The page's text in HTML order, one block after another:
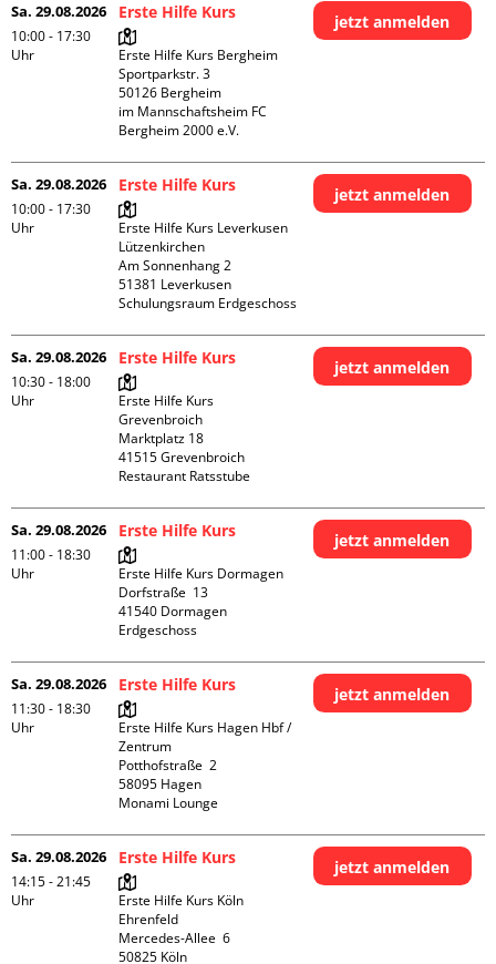
Sa. 29.08.2026
10:00 - 17:30
Uhr
Erste Hilfe Kurs
Erste Hilfe Kurs Bergheim
Sportparkstr. 3
50126 Bergheim
im Mannschaftsheim FC
Bergheim 2000 e.V.
jetzt anmelden
Sa. 29.08.2026
10:00 - 17:30
Uhr
Erste Hilfe Kurs
Erste Hilfe Kurs Leverkusen
Lützenkirchen
Am Sonnenhang 2
51381 Leverkusen
Schulungsraum Erdgeschoss
jetzt anmelden
Sa. 29.08.2026
10:30 - 18:00
Uhr
Erste Hilfe Kurs
Erste Hilfe Kurs
Grevenbroich
Marktplatz 18
41515 Grevenbroich
Restaurant Ratsstube
jetzt anmelden
Sa. 29.08.2026
11:00 - 18:30
Uhr
Erste Hilfe Kurs
Erste Hilfe Kurs Dormagen
Dorfstraße  13
41540 Dormagen
Erdgeschoss
jetzt anmelden
Sa. 29.08.2026
11:30 - 18:30
Uhr
Erste Hilfe Kurs
Erste Hilfe Kurs Hagen Hbf /
Zentrum
Potthofstraße  2
58095 Hagen
Monami Lounge
jetzt anmelden
Sa. 29.08.2026
14:15 - 21:45
Uhr
Erste Hilfe Kurs
Erste Hilfe Kurs Köln
Ehrenfeld
Mercedes-Allee  6
50825 Köln
jetzt anmelden